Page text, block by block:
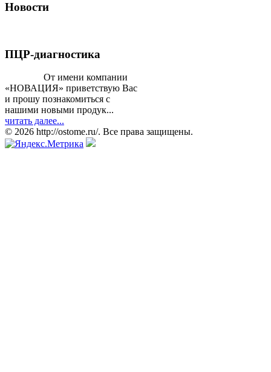
Новости
ПЦР-диагностика
От имени компании
«НОВАЦИЯ» приветствую Вас
и прошу познакомиться с
нашими новыми продук...
читать далее...
© 2026 http://ostome.ru/. Все права защищены.